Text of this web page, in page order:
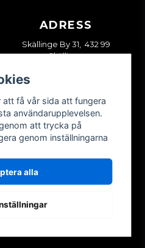
ADRESS
Skällinge By 31, 432 99
Skällinge
MITT KONTO
Skapa konto
få vår sida att fungera
användarupplevelsen.
att trycka på
genom inställningarna
alla